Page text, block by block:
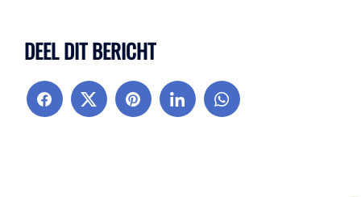
DEEL DIT BERICHT